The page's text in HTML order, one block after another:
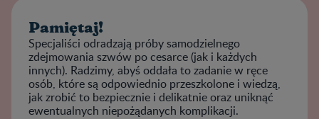
Pamiętaj!
Specjaliści odradzają próby samodzielnego
zdejmowania szwów po cesarce (jak i każdych
innych). Radzimy, abyś oddała to zadanie w ręce
osób, które są odpowiednio przeszkolone i wiedzą,
jak zrobić to bezpiecznie i delikatnie oraz uniknąć
ewentualnych niepożądanych komplikacji.